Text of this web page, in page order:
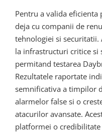
Pentru a valida
deja cu companii de
tehnologiei si securitatii.
la infrastructuri critice si
permitand testarea
Rezultatele raportate
semnificativa a timpilor
alarmelor false si o
atacurilor avansate.
platformei o